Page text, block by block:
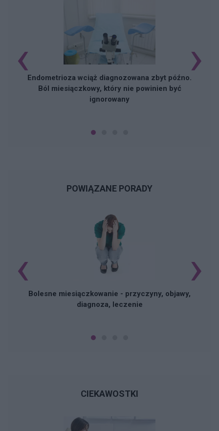
Endometrioza wciąż diagnozowana zbyt późno.
Ból miesiączkowy, który nie powinien być
ignorowany
‹ ›
POWIĄZANE PORADY
Bolesne miesiączkowanie - przyczyny, objawy,
diagnoza, leczenie
‹ ›
CIEKAWOSTKI